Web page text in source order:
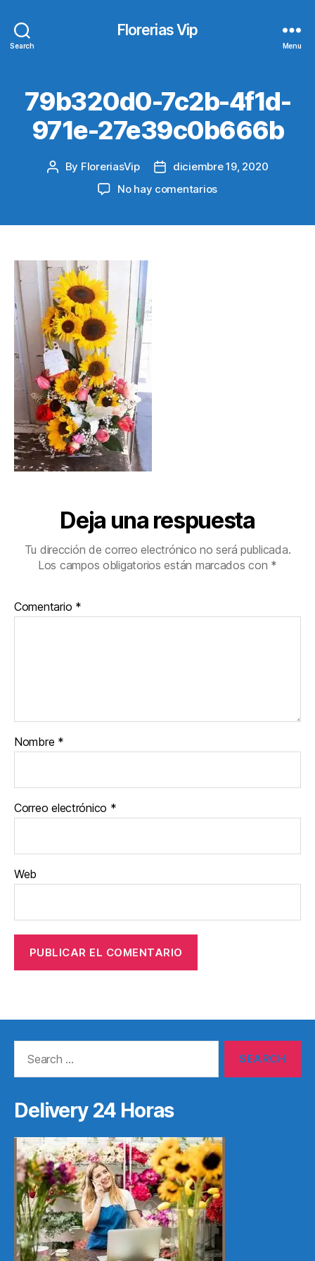
Search
Florerias Vip
Menu
79b320d0-7c2b-4f1d-
971e-27e39c0b666b
Post
By FloreriasVip
Postdiciembre 19, 2020
No hay comentariosen
Deja una respuesta
Tu dirección de correo electrónico no será publicada.
Los campos obligatorios están marcados con *
Comentario *
Nombre *
Correo electrónico *
Web
Delivery 24 Horas